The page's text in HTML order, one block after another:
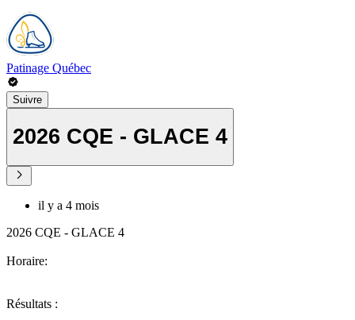
Patinage Québec
Suivre
2026 CQE - GLACE 4
il y a 4 mois
2026 CQE - GLACE 4
Horaire:
Résultats :